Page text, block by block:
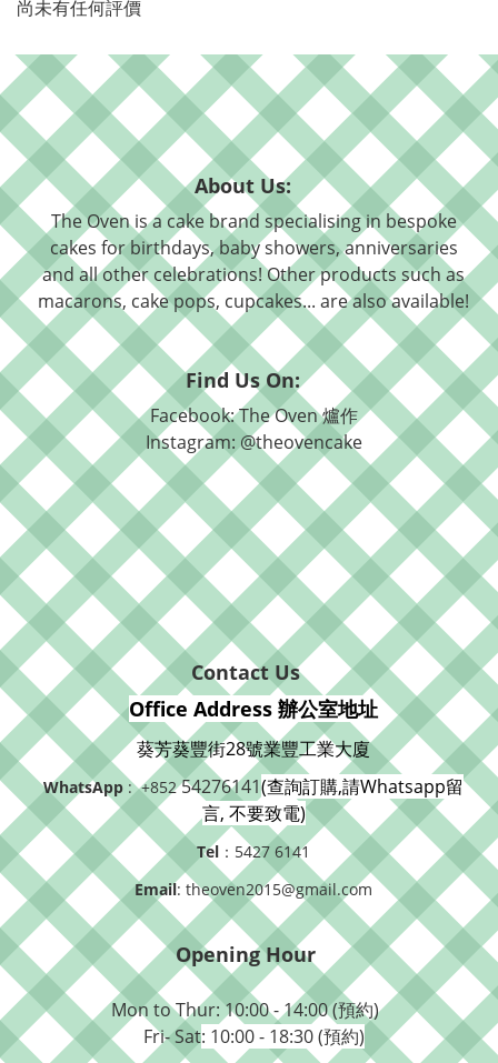
尚未有任何評價
About Us:
The Oven is a cake brand specialising in bespoke
cakes for birthdays, baby showers, anniversaries
and all other celebrations! Other products such as
macarons, cake pops, cupcakes... are also available!
Find Us On:
Facebook: The Oven 爐作
Instagram: @theovencake
Contact Us
Office Address 辦公室地址
葵芳葵豐街28號業豐工業大廈
WhatsApp : +85254276141(查詢訂購,請Whatsapp留
言, 不要致電)
Tel ：5427 6141
Email: theoven2015@gmail.com
Opening Hour
Mon to Thur: 10:00 - 14:00 (預約)
Fri- Sat: 10:00 - 18:30 (預約)